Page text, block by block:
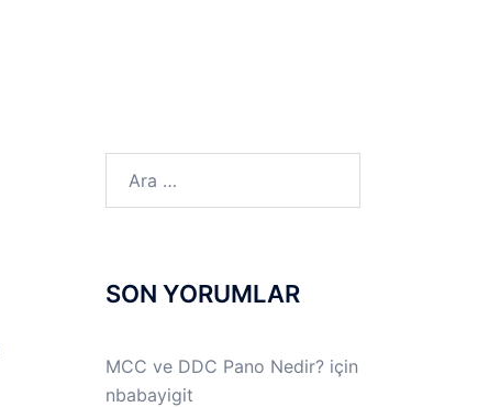
SON YORUMLAR
MCC ve DDC Pano Nedir?için
nbabayigit